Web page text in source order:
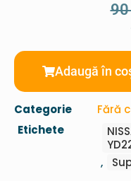
Adaugă în
Categorie
Fără
Etichete
,